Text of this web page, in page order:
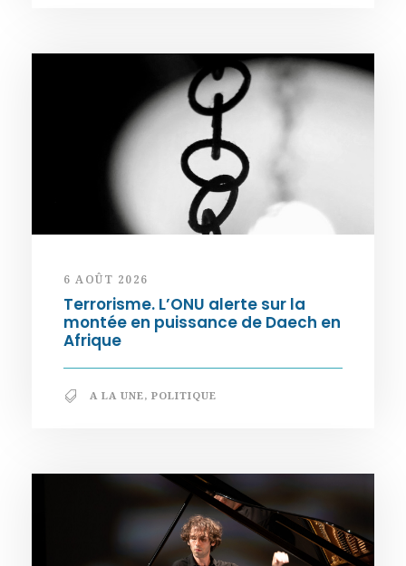
6 AOÛT 2026
Terrorisme. L’ONU alerte sur la
montée en puissance de Daech en
Afrique
A LA UNE, POLITIQUE